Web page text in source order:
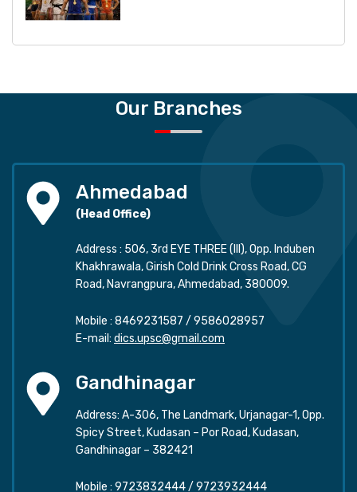
Our Branches
Ahmedabad
(Head Office)
Address : 506, 3rd EYE THREE (III), Opp. Induben
Khakhrawala, Girish Cold Drink Cross Road, CG
Road, Navrangpura, Ahmedabad, 380009.
Mobile : 8469231587 / 9586028957
E-mail: dics.upsc@gmail.com
Gandhinagar
Address: A-306, The Landmark, Urjanagar-1, Opp.
Spicy Street, Kudasan – Por Road, Kudasan,
Gandhinagar – 382421
Mobile : 9723832444/ 9723932444